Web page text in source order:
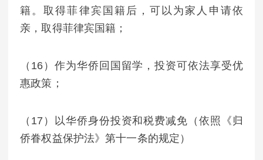
籍。取得菲律宾国籍后，可以为家人申请依
亲，取得菲律宾国籍；
（16）作为华侨回国留学，投资可依法享受优
惠政策；
（17）以华侨身份投资和税费减免（依照《归
侨眷权益保护法》第十一条的规定）